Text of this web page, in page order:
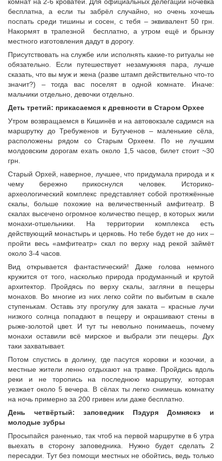
бесплатна, а если ты забрёл случайно, но очень хочешь
поспать среди тишины и сосен, с тебя – эквивалент 50 грн.
Накормят в трапезной бесплатно, а утром ещё и брынзу
местного изготовления дадут в дорогу.
Присутствовать на службе или исполнять какие-то ритуалы не
обязательно. Если путешествует незамужняя пара, лучше
сказать, что вы муж и жена (разве штамп действительно что-то
значит?) – тогда вас поселят в одной комнате. Иначе:
мальчики отдельно, девочки отдельно.
Деть третий: прикасаемся к древности в Старом Орхее
Утром возвращаемся в Кишинёв и на автовокзале садимся на
маршрутку до Требуженов и Бутученов – маленькие сёла,
расположены рядом со Старым Орхеем. По не лучшим
молдовским дорогам ехать около 1,5 часов, билет стоит ~30
грн.
Старый Орхей, наверное, лучшее, что придумала природа и к
чему бережно прикоснулся человек. Историко-
археологический комплекс представляет собой протяжённые
скалы, больше похожие на величественный амфитеатр. В
скалах высечено огромное количество пещер, в которых жили
монахи-отшельники. На территории комплекса есть
действующий монастырь и церковь. Но тебе будет не до них –
пройти весь «амфитеатр» скал по верху над рекой займёт
около 3-4 часов.
Вид открывается фантастический! Даже голова немного
кружится от того, насколько природа продуманный и крутой
архитектор. Пройдясь по верху скалы, загляни в пещеры
монахов. Во многие из них легко сойти по выбитым в скале
ступенькам. Оставь эту прогулку для заката – красные лучи
низкого солнца попадают в пещеру и окрашивают стены в
рыже-золотой цвет. И тут ты невольно понимаешь, почему
монахи оставили всё мирское и выбрали эти пещеры. Дух
таки захватывает.
Потом спустись в долину, где пасутся коровки и козочки, а
местные жители ленно отдыхают на травке. Пройдись вдоль
реки и не торопись на последнюю маршрутку, которая
уезжает около 5 вечера. В сёлах ты легко снимешь комнатку
на ночь примерно за 200 гривен или даже бесплатно.
День четвёртый: заповедник Пэдуря Домняскэ и
молодые зубры
Просыпайся раненько, так чтоб на первой маршрутке в 6 утра
выехать в сторону заповедника. Нужно будет сделать 2
пересадки. Тут без помощи местных не обойтись, ведь только